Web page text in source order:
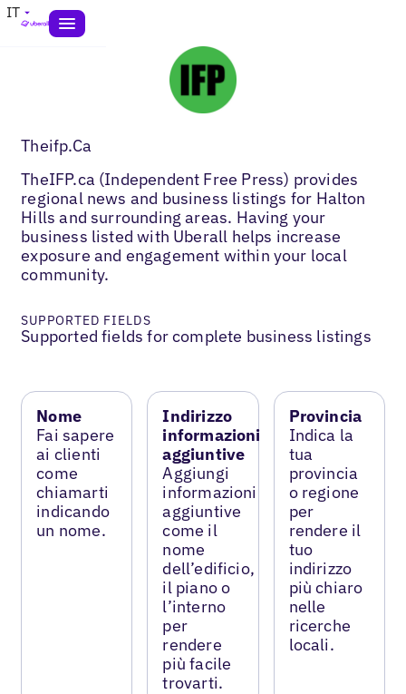
IT
Theifp.Ca
TheIFP.ca (Independent Free Press) provides
regional news and business listings for Halton
Hills and surrounding areas. Having your
business listed with Uberall helps increase
exposure and engagement within your local
community.
SUPPORTED FIELDS
Supported fields for complete business listings
Nome
Fai sapere
ai clienti
come
chiamarti
indicando
un nome.
Indirizzo
informazioni
aggiuntive
Aggiungi
informazioni
aggiuntive
come il
nome
dell’edificio,
il piano o
l’interno
per
rendere
più facile
trovarti.
Provincia
Indica la
tua
provincia
o regione
per
rendere il
tuo
indirizzo
più chiaro
nelle
ricerche
locali.